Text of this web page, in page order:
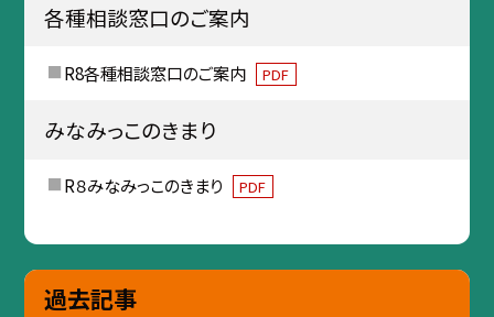
各種相談窓口のご案内
R8各種相談窓口のご案内 PDF
みなみっこのきまり
R８みなみっこのきまり PDF
過去記事